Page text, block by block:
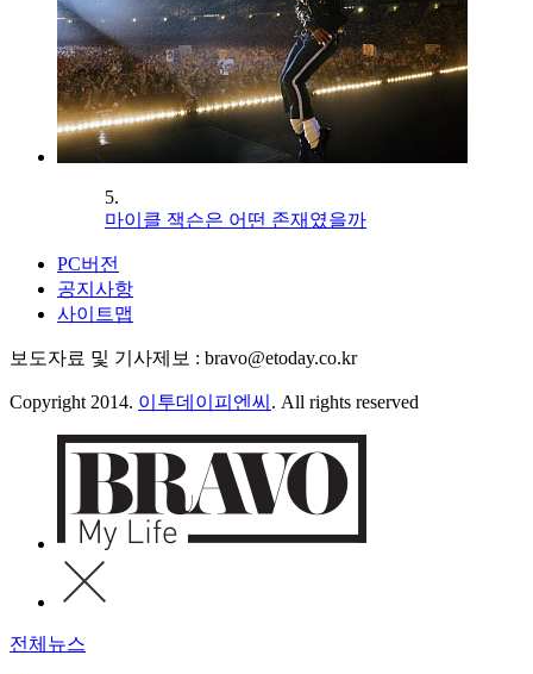
5.
마이클 잭슨은 어떤 존재였을까
PC버전
공지사항
사이트맵
보도자료 및 기사제보 : bravo@etoday.co.kr
Copyright 2014. 이투데이피엔씨 . All rights reserved
전체뉴스